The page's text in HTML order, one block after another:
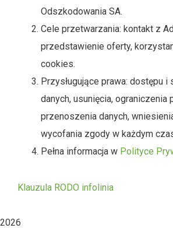
Odszkodowania SA.
Cele przetwarzania: kontakt z
przedstawienie oferty,
cookies.
Przysługujące prawa: dostępu i
danych, usunięcia, ograniczenia
przenoszenia danych,
wycofania zgody w każdym
Pełna informacja w Polityce
Klauzula RODO infolinia
2026